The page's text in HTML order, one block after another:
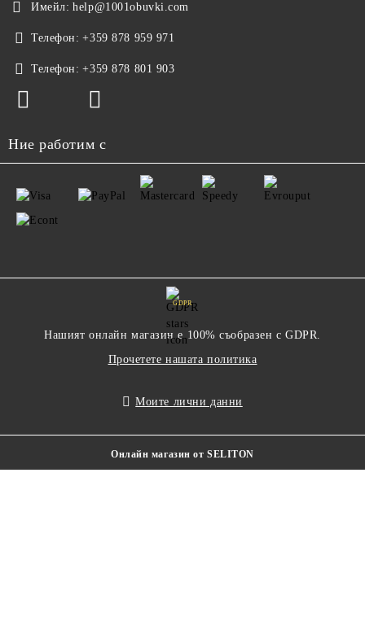
Имейл: help@1001obuvki.com
Телефон: +359 878 959 971
Телефон: +359 878 801 903
Ние работим с
GDPR
Нашият онлайн магазин е 100% съобразен с GDPR.
Прочетете нашата политика
Моите лични данни
Онлайн магазин от SELITON